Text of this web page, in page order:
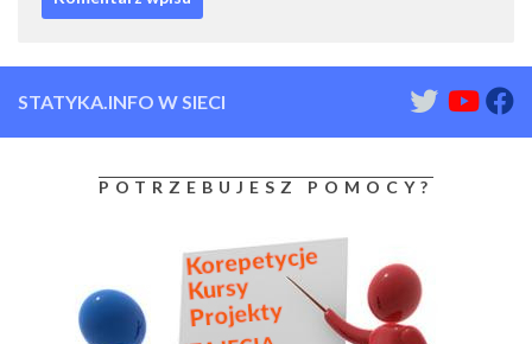
STATYKA.INFO W SIECI
POTRZEBUJESZ POMOCY?